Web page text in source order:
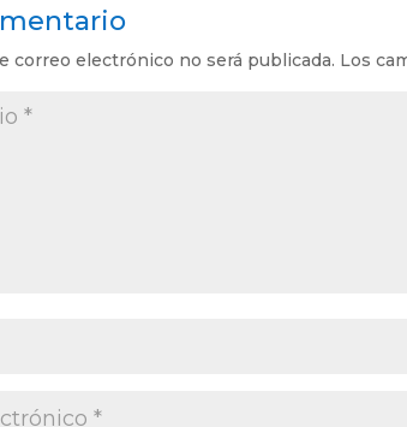
correo electrónico no será publicada. Los